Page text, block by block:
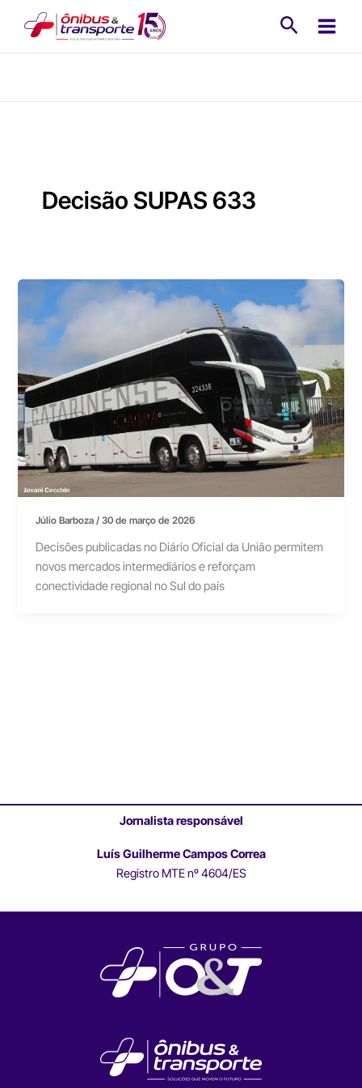
Decisão SUPAS 633
Júlio Barboza/30 de março de 2026
Decisões publicadas no Diário Oficial da União permitem
novos mercados intermediários e reforçam
conectividade regional no Sul do país
Jornalista responsável
Luís Guilherme Campos Correa
Registro MTE nº 4604/ES